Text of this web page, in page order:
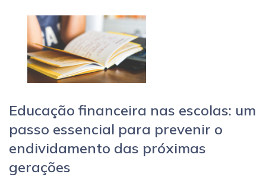
Educação financeira nas escolas: um
passo essencial para prevenir o
endividamento das próximas
gerações